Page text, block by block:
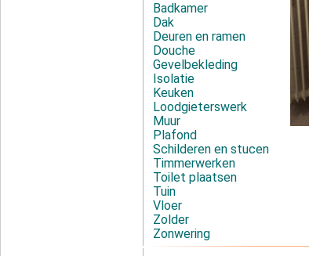
Badkamer
Dak
Deuren en ramen
Douche
Gevelbekleding
Isolatie
Keuken
Loodgieterswerk
Muur
Plafond
Schilderen en stucen
Timmerwerken
Toilet plaatsen
Tuin
Vloer
Zolder
Zonwering